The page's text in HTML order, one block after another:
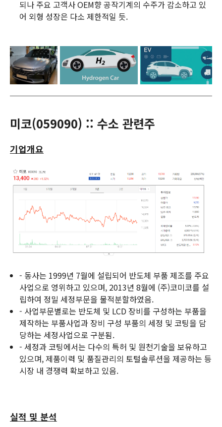
되나 주요 고객사 OEM향 공작기계의 수주가 감소하고 있
어 외형 성장은 다소 제한적일 듯.
미코(059090) :: 수소 관련주
기업개요
- 동사는 1999년 7월에 설립되어 반도체 부품 제조를 주요
사업으로 영위하고 있으며, 2013년 8월에 (주)코미코를 설
립하여 정밀 세정부문을 물적분할하였음.
- 사업부문별로는 반도체 및 LCD 장비를 구성하는 부품을
제작하는 부품사업과 장비 구성 부품의 세정 및 코팅을 담
당하는 세정사업으로 구분됨.
- 세정과 코팅에서는 다수의 특허 및 원천기술을 보유하고
있으며, 제품이력 및 품질관리의 토털솔루션을 제공하는 등
시장 내 경쟁력 확보하고 있음.
실적 및 분석